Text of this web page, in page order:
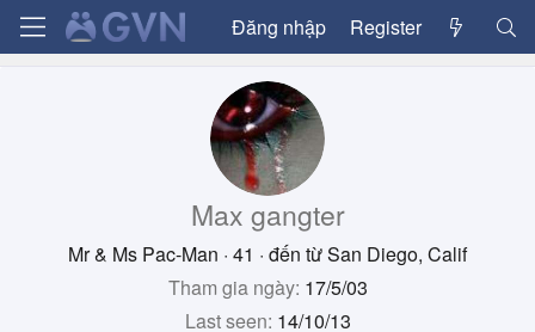
Đăng nhập Register
Max gangter
Mr & Ms Pac-Man · 41 · đến từSan Diego, Calif
Tham gia ngày 17/5/03
Last seen 14/10/13